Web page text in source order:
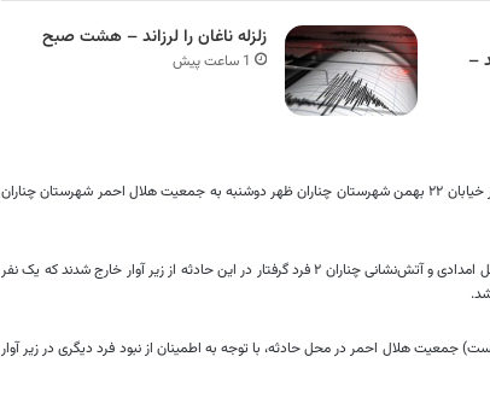
–
زلزله ناغان را لرزاند – هشت صبح
1 ساعت پیش
به گزارش خبرگزاری مهر، سیدعلی منیری اظهار کرد: ریزش ساختمان در خیابان ۲۲ بهمن شهرستان چناران ظهر دوشنبه به جمعیت هلال احمر شهرستان چناران
مدیر عامل جمعیت هلال‌احمر خراسان رضوی ادامه داد: با تلاش عوامل امدادی و آتش‌نشانی چناران ۲ فرد گرفتار در این حادثه از زیر آوار خارج شدند که یک نفر
جمعیت هلال احمر در محل حادثه، با توجه به اطمینان از نبود فرد دیگری در زیر آوار